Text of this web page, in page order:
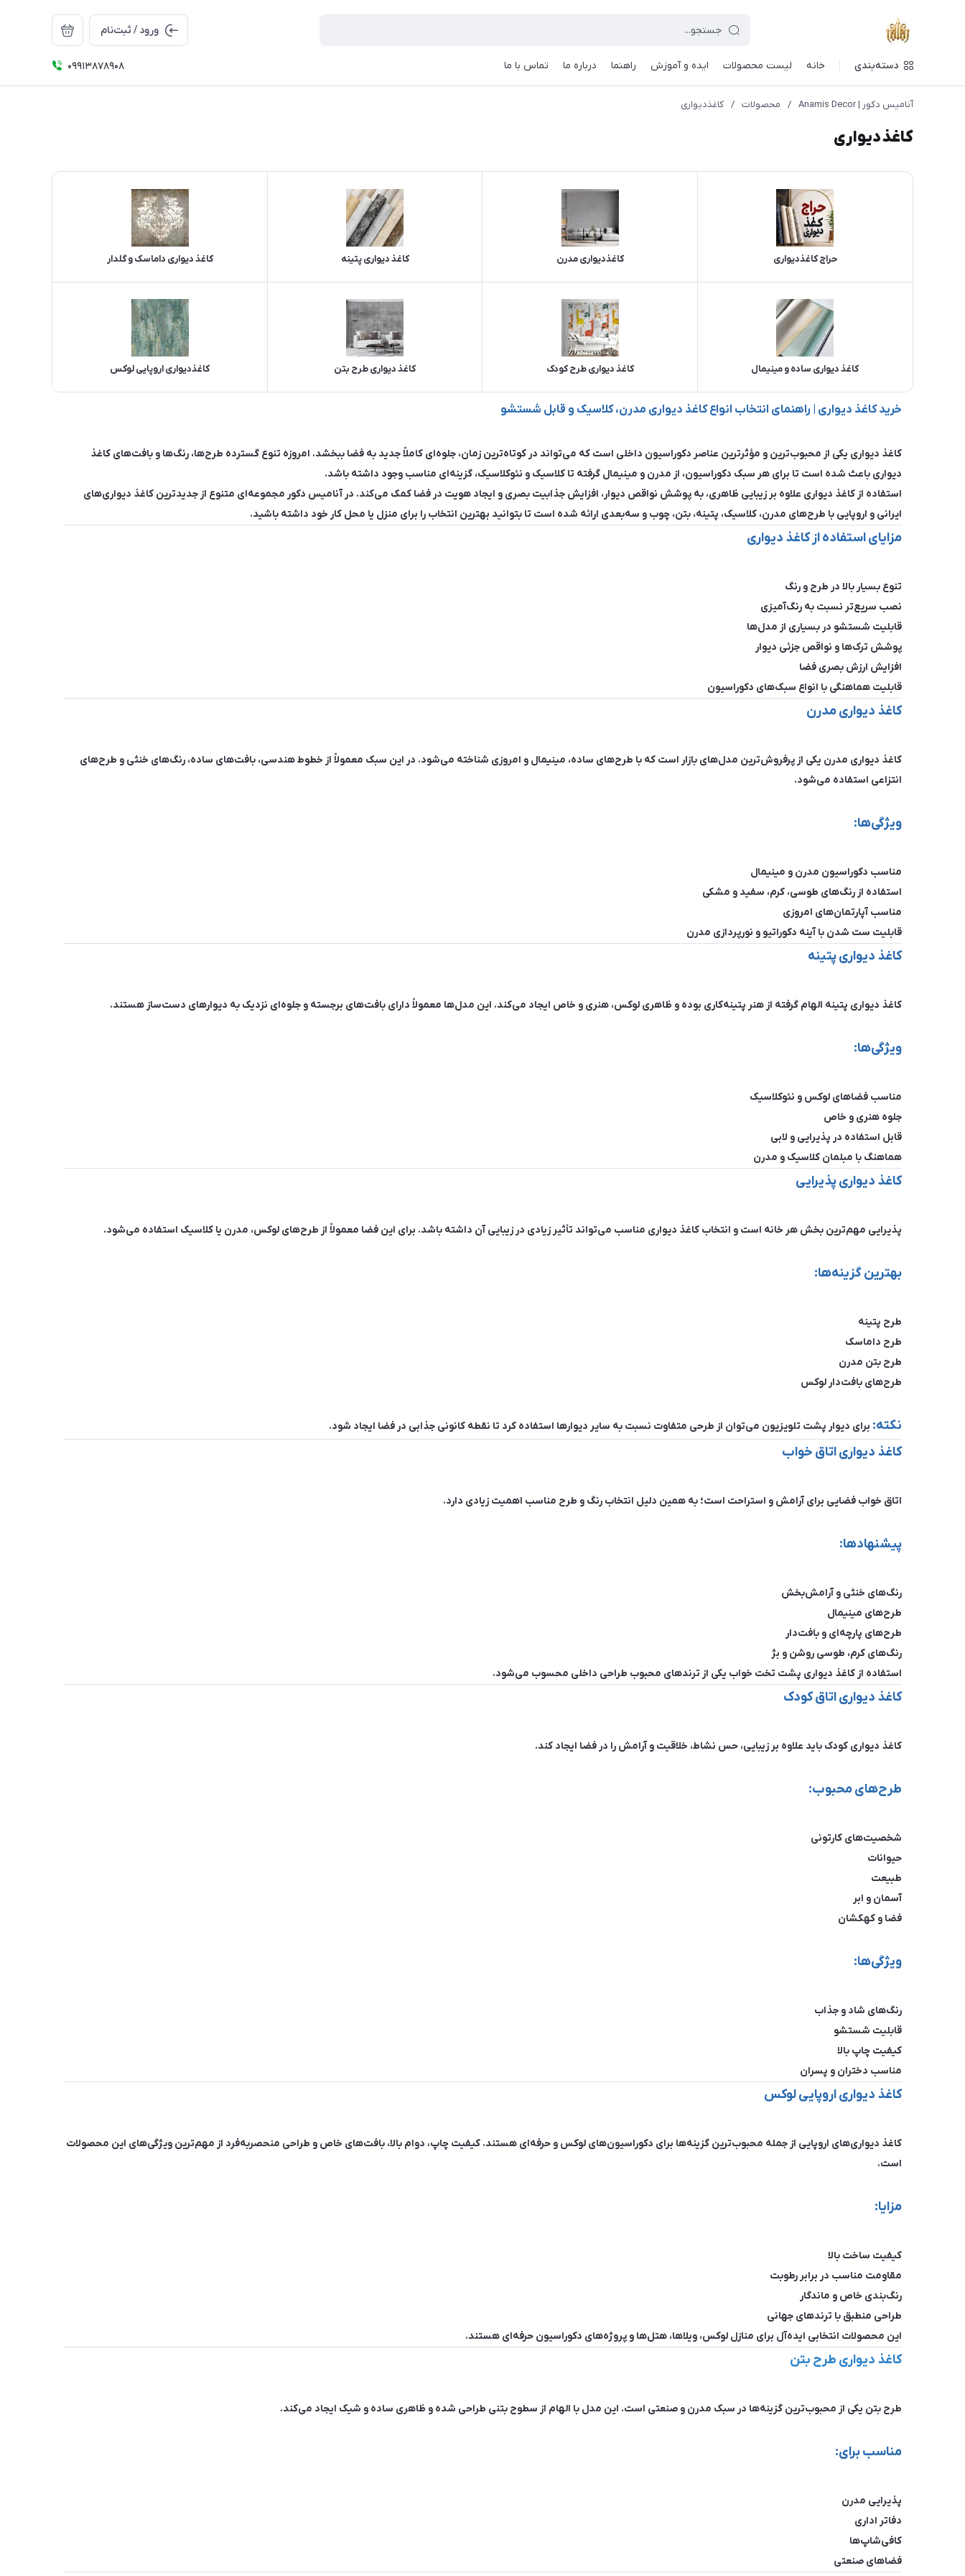
ورود / ثبت‌نام
دسته‌بندی خانه لیست محصولات ایده و آموزش راهنما درباره ما تماس با ما 09913878908
آنامیس دکور | Anamis Decor / محصولات / کاغذدیواری
کاغذدیواری
حراج کاغذدیواری کاغذدیواری مدرن کاغذ دیواری پتینه کاغذ دیواری داماسک و گلدار
کاغذ دیواری ساده و مینیمال کاغذ دیواری طرح کودک کاغذ دیواری طرح بتن کاغذدیواری اروپایی لوکس
خرید کاغذ دیواری | راهنمای انتخاب انواع کاغذ دیواری مدرن، کلاسیک و قابل شستشو
کاغذ دیواری یکی از محبوب‌ترین و مؤثرترین عناصر دکوراسیون داخلی است که می‌تواند در کوتاه‌ترین زمان، جلوه‌ای کاملاً جدید به فضا ببخشد. امروزه تنوع گسترده طرح‌ها، رنگ‌ها و بافت‌های کاغذ
دیواری باعث شده است تا برای هر سبک دکوراسیون، از مدرن و مینیمال گرفته تا کلاسیک و نئوکلاسیک، گزینه‌ای مناسب وجود داشته باشد.
استفاده از کاغذ دیواری علاوه بر زیبایی ظاهری، به پوشش نواقص دیوار، افزایش جذابیت بصری و ایجاد هویت در فضا کمک می‌کند. در آنامیس دکور مجموعه‌ای متنوع از جدیدترین کاغذ دیواری‌های
ایرانی و اروپایی با طرح‌های مدرن، کلاسیک، پتینه، بتن، چوب و سه‌بعدی ارائه شده است تا بتوانید بهترین انتخاب را برای منزل یا محل کار خود داشته باشید.
مزایای استفاده از کاغذ دیواری
تنوع بسیار بالا در طرح و رنگ
نصب سریع‌تر نسبت به رنگ‌آمیزی
قابلیت شستشو در بسیاری از مدل‌ها
پوشش ترک‌ها و نواقص جزئی دیوار
افزایش ارزش بصری فضا
قابلیت هماهنگی با انواع سبک‌های دکوراسیون
کاغذ دیواری مدرن
کاغذ دیواری مدرن یکی از پرفروش‌ترین مدل‌های بازار است که با طرح‌های ساده، مینیمال و امروزی شناخته می‌شود. در این سبک معمولاً از خطوط هندسی، بافت‌های ساده، رنگ‌های خنثی و طرح‌های
انتزاعی استفاده می‌شود.
ویژگی‌ها:
مناسب دکوراسیون مدرن و مینیمال
استفاده از رنگ‌های طوسی، کرم، سفید و مشکی
مناسب آپارتمان‌های امروزی
قابلیت ست شدن با آینه دکوراتیو و نورپردازی مدرن
کاغذ دیواری پتینه
کاغذ دیواری پتینه الهام گرفته از هنر پتینه‌کاری بوده و ظاهری لوکس، هنری و خاص ایجاد می‌کند. این مدل‌ها معمولاً دارای بافت‌های برجسته و جلوه‌ای نزدیک به دیوارهای دست‌ساز هستند.
ویژگی‌ها:
مناسب فضاهای لوکس و نئوکلاسیک
جلوه هنری و خاص
قابل استفاده در پذیرایی و لابی
هماهنگ با مبلمان کلاسیک و مدرن
کاغذ دیواری پذیرایی
پذیرایی مهم‌ترین بخش هر خانه است و انتخاب کاغذ دیواری مناسب می‌تواند تأثیر زیادی در زیبایی آن داشته باشد. برای این فضا معمولاً از طرح‌های لوکس، مدرن یا کلاسیک استفاده می‌شود.
بهترین گزینه‌ها:
طرح پتینه
طرح داماسک
طرح بتن مدرن
طرح‌های بافت‌دار لوکس
نکته: برای دیوار پشت تلویزیون می‌توان از طرحی متفاوت نسبت به سایر دیوارها استفاده کرد تا نقطه کانونی جذابی در فضا ایجاد شود.
کاغذ دیواری اتاق خواب
اتاق خواب فضایی برای آرامش و استراحت است؛ به همین دلیل انتخاب رنگ و طرح مناسب اهمیت زیادی دارد.
پیشنهادها:
رنگ‌های خنثی و آرامش‌بخش
طرح‌های مینیمال
طرح‌های پارچه‌ای و بافت‌دار
رنگ‌های کرم، طوسی روشن و بژ
استفاده از کاغذ دیواری پشت تخت خواب یکی از ترندهای محبوب طراحی داخلی محسوب می‌شود.
کاغذ دیواری اتاق کودک
کاغذ دیواری کودک باید علاوه بر زیبایی، حس نشاط، خلاقیت و آرامش را در فضا ایجاد کند.
طرح‌های محبوب:
شخصیت‌های کارتونی
حیوانات
طبیعت
آسمان و ابر
فضا و کهکشان
ویژگی‌ها:
رنگ‌های شاد و جذاب
قابلیت شستشو
کیفیت چاپ بالا
مناسب دختران و پسران
کاغذ دیواری اروپایی لوکس
کاغذ دیواری‌های اروپایی از جمله محبوب‌ترین گزینه‌ها برای دکوراسیون‌های لوکس و حرفه‌ای هستند. کیفیت چاپ، دوام بالا، بافت‌های خاص و طراحی منحصربه‌فرد از مهم‌ترین ویژگی‌های این محصولات
است.
مزایا:
کیفیت ساخت بالا
مقاومت مناسب در برابر رطوبت
رنگ‌بندی خاص و ماندگار
طراحی منطبق با ترندهای جهانی
این محصولات انتخابی ایده‌آل برای منازل لوکس، ویلاها، هتل‌ها و پروژه‌های دکوراسیون حرفه‌ای هستند.
کاغذ دیواری طرح بتن
طرح بتن یکی از محبوب‌ترین گزینه‌ها در سبک مدرن و صنعتی است. این مدل با الهام از سطوح بتنی طراحی شده و ظاهری ساده و شیک ایجاد می‌کند.
مناسب برای:
پذیرایی مدرن
دفاتر اداری
کافی‌شاپ‌ها
فضاهای صنعتی